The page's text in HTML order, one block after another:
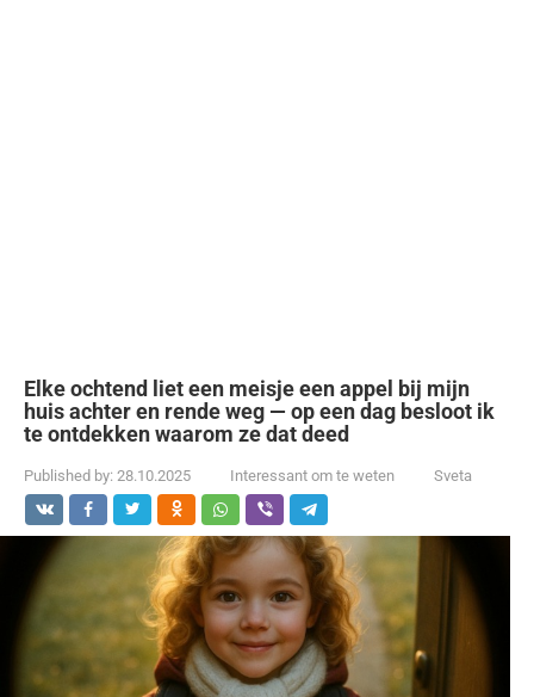
Elke ochtend liet een meisje een appel bij mijn
huis achter en rende weg — op een dag besloot ik
te ontdekken waarom ze dat deed
Published by: 28.10.2025 Interessant om te weten Sveta